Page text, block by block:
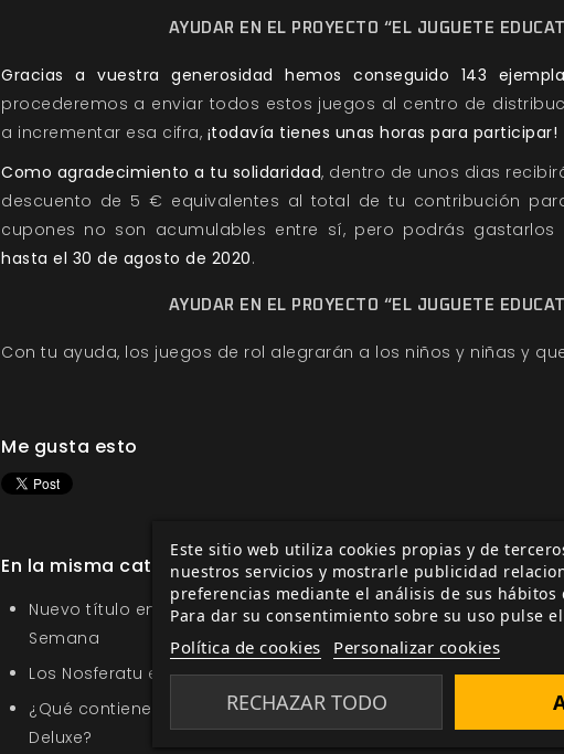
AYUDAR EN EL PROYECTO “EL JUGUETE
Gracias a vuestra generosidad hemos conseguido 143
procederemos a enviar todos estos juegos al centro de
a incrementar esa cifra, ¡todavía tienes unas horas para participar!
Como agradecimiento a tu solidaridad, dentro de unos dias
descuento de 5 € equivalentes al total de tu contribución
cupones no son acumulables entre sí, pero podrás
hasta el 30 de agosto de 2020.
AYUDAR EN EL PROYECTO “EL JUGUETE
Con tu ayuda, los juegos de rol alegrarán a los niños y niñas y
Me gusta esto
En la misma categoría
Nuevo título en la sección Oferta de la
Semana
Los Nosferatu en Saber de los Clanes
¿Qué contiene Amor de Otro Mundo: Edición
Deluxe?
Este sitio web utiliza cookies propias y de
nuestros servicios y mostrarle publicidad
preferencias mediante el análisis de sus hábitos
Para dar su consentimiento sobre su uso pulse
Política de cookies Personalizar cookies
RECHAZAR TODO